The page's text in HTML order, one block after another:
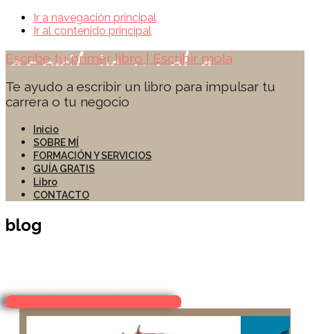
Ir a navegación principal
Ir al contenido principal
Escribe tu primer libro | Escribir mola
Te ayudo a escribir un libro para impulsar tu
carrera o tu negocio
Inicio
SOBRE MÍ
FORMACIÓN Y SERVICIOS
GUÍA GRATIS
Libro
CONTACTO
blog
¿Sientes la necesidad de
¡SÍ! ENVÍAME TU GUÍA GR​ATUITA